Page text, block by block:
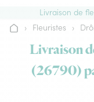
Livraison de
Accueil
› Fleuristes ›
Livraison
(26790)